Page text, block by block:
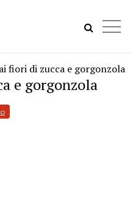
fiori di zucca e gorgonzola
e gorgonzola